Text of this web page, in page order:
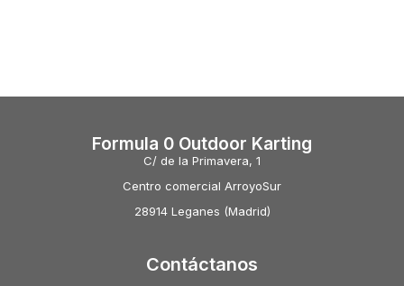
Formula 0 Outdoor Karting
C/ de la Primavera, 1
Centro comercial ArroyoSur
28914 Leganes (Madrid)
Contáctanos